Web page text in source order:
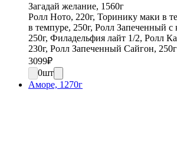
Загадай желание, 1560г
Ролл Ното, 220г, Торинику маки в
в темпуре, 250г, Ролл Запеченный
250г, Филадельфия лайт 1/2, Ролл
230г, Ролл Запеченный Сайгон, 250г
3099₽
0шт
Аморе, 1270г